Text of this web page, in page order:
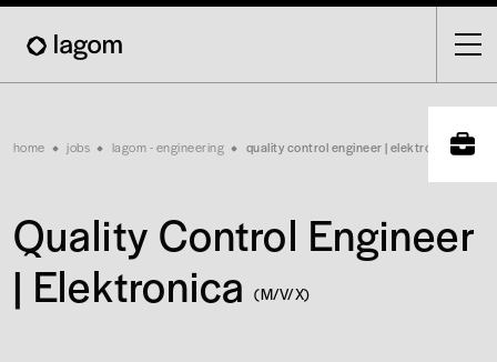
Skip
main
Breadcrumb
home jobs lagom - engineering quality control engineer | elektronica
Quality Control Engineer
| Elektronica
(M/V/X)